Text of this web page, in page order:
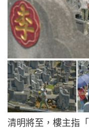
清明將至，樓主指